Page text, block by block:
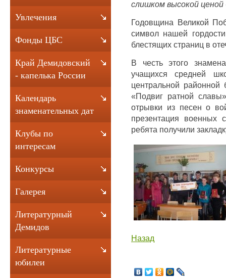
слишком высокой
Годовщина Великой
символ нашей
блестящих страниц в
В честь этого
учащихся средней
центральной районной
«Подвиг ратной
отрывки из песен о
презентация военных
ребята получили
Назад
Увлечения
Фонды ЦБС
Край Демидовский
- капелька России
Календарь
знаменательных дат
Клубы по
интересам
Конкурсы
Галерея
Литературный
Демидов
Литературные
юбилеи